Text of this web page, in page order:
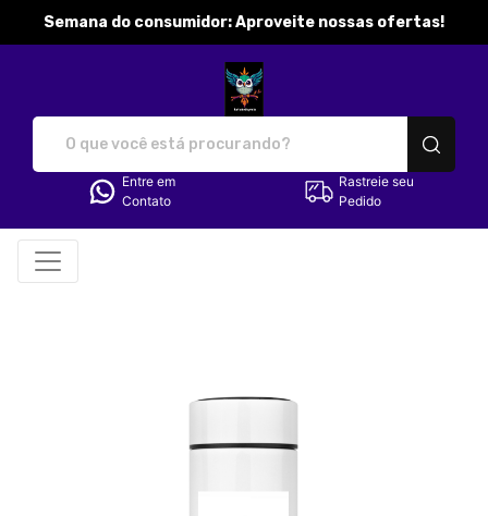
Semana do consumidor: Aproveite nossas ofertas!
Entre em
Contato
Rastreie seu
Pedido